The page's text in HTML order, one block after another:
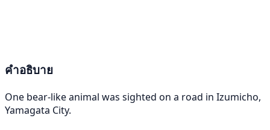
คำอธิบาย
One bear-like animal was sighted on a road in Izumicho,
Yamagata City.